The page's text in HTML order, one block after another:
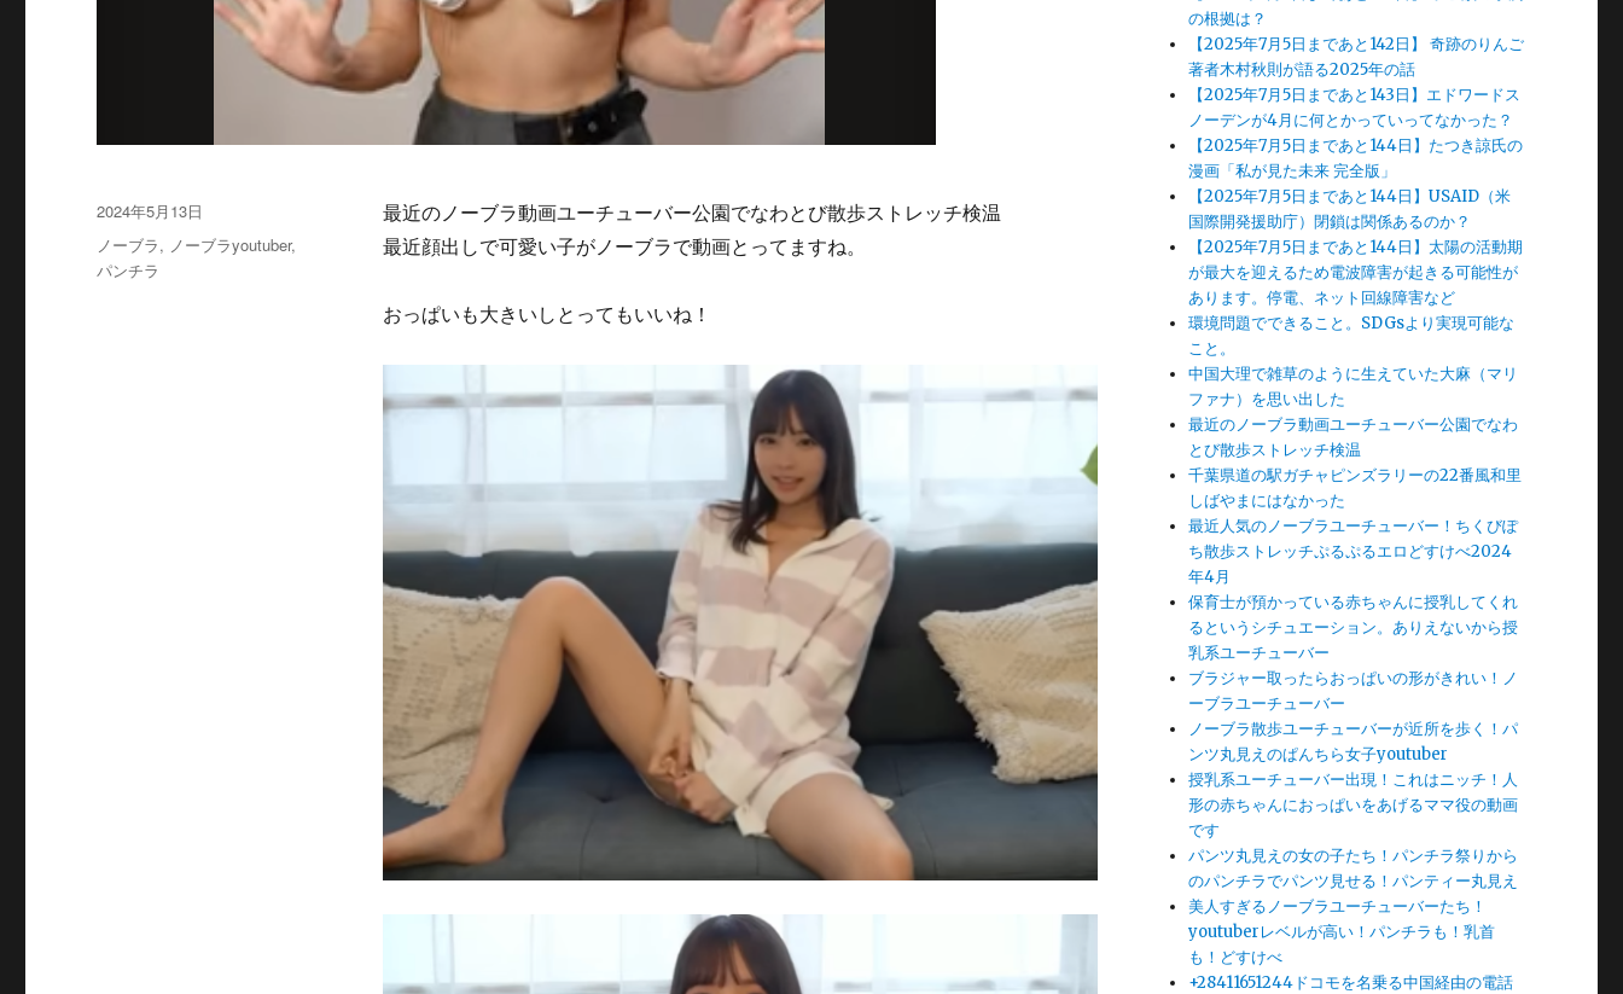
最近のノーブラ動画ユーチューバー公園でなわとび散歩ストレッチ検温
最近顔出しで可愛い子がノーブラで動画とってますね。
おっぱいも大きいしとってもいいね！
投
稿
日:
2024年5月13日
カ
テ
ノーブラ, ノーブラyoutuber,
パンチラ
の根拠は？
【2025年7月5日まであと142日】 奇跡のりんご
著者木村秋則が語る2025年の話
【2025年7月5日まであと143日】エドワードス
ノーデンが4月に何とかっていってなかった？
【2025年7月5日まであと144日】たつき諒氏の
漫画「私が見た未来 完全版」
【2025年7月5日まであと144日】USAID（米
国際開発援助庁）閉鎖は関係あるのか？
【2025年7月5日まであと144日】太陽の活動期
が最大を迎えるため電波障害が起きる可能性が
あります。停電、ネット回線障害など
環境問題でできること。SDGsより実現可能な
こと。
中国大理で雑草のように生えていた大麻（マリ
ファナ）を思い出した
最近のノーブラ動画ユーチューバー公園でなわ
とび散歩ストレッチ検温
千葉県道の駅ガチャピンズラリーの22番風和里
しばやまにはなかった
最近人気のノーブラユーチューバー！ちくびぽ
ち散歩ストレッチぷるぷるエロどすけべ2024
年4月
保育士が預かっている赤ちゃんに授乳してくれ
るというシチュエーション。ありえないから授
乳系ユーチューバー
ブラジャー取ったらおっぱいの形がきれい！ノ
ーブラユーチューバー
ノーブラ散歩ユーチューバーが近所を歩く！パ
ンツ丸見えのぱんちら女子youtuber
授乳系ユーチューバー出現！これはニッチ！人
形の赤ちゃんにおっぱいをあげるママ役の動画
です
パンツ丸見えの女の子たち！パンチラ祭りから
のパンチラでパンツ見せる！パンティー丸見え
美人すぎるノーブラユーチューバーたち！
youtuberレベルが高い！パンチラも！乳首
も！どすけべ
+28411651244ドコモを名乗る中国経由の電話